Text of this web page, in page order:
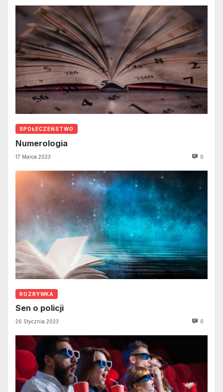
SPOŁECZEŃSTWO
Numerologia
17 Marca 2023 0
ROZRYWKA
Sen o policji
26 Stycznia 2023 0